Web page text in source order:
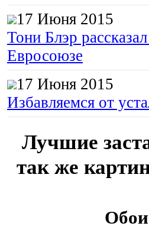
17 Июня 2015
Тони Блэр
Евросоюзе
17 Июня 2015
Избавляемся от
Лучшие
так же
Обои